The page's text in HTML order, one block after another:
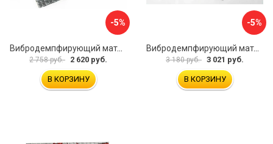
-5%
Вибродемпфирующий материал Dreamcar Noname 2 N6-2M0-S070050P1079
2 758 руб. 2 620 руб.
В КОРЗИНУ
-5%
Вибродемпфирующий материал Шумофф SPACE 2.0 НФ-00001206
3 180 руб. 3 021 руб.
В КОРЗИНУ